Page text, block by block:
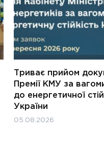
Триває прийом
Премії КМУ за
до енергетичної
України
05.08.2026